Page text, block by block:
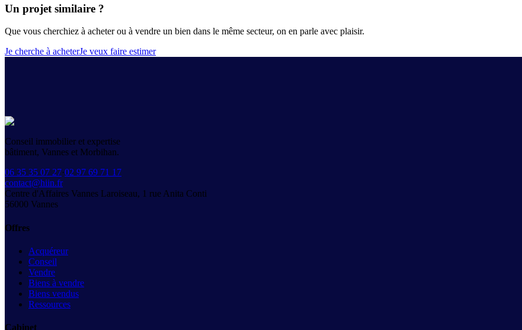
Un projet similaire ?
Que vous cherchiez à acheter ou à vendre un bien dans le même secteur, on en parle avec plaisir.
Je cherche à acheterJe veux faire estimer
Conseil immobilier et expertise
bâtiment, Vannes et Morbihan.
06 35 35 07 27·02 97 69 71 17
contact@hiin.fr
Centre d'Affaires Vannes Laroiseau, 1 rue Anita Conti
56000 Vannes
Offres
Acquéreur
Conseil
Vendre
Biens à vendre
Biens vendus
Ressources
Cabinet